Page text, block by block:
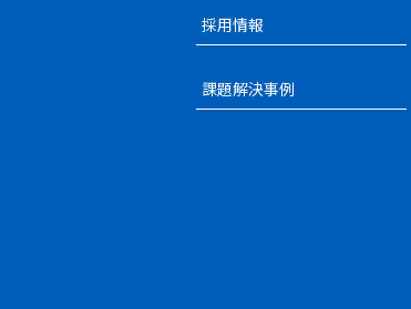
採用情報
課題解決事例